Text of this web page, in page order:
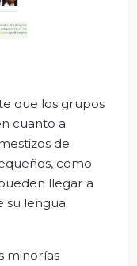
que los grupos
cuanto a
de
como
llegar a
su lengua
minorías